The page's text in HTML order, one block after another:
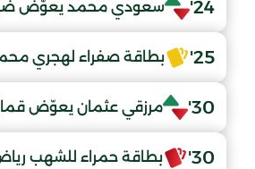
24' سعودي محمد يعوّض
25' بطاقة صفراء لهجري
30' مرزقي عثمان يعوّض
30' بطاقة حمراء للشهب